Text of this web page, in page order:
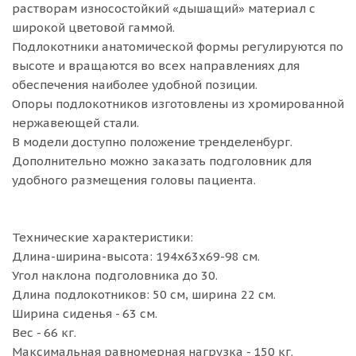
растворам износостойкий «дышащий» материал с
широкой цветовой гаммой.
Подлокотники анатомической формы регулируются по
высоте и вращаются во всех направлениях для
обеспечения наиболее удобной позиции.
Опоры подлокотников изготовлены из хромированной
нержавеющей стали.
В модели доступно положение тренделенбург.
Дополнительно можно заказать подголовник для
удобного размещения головы пациента.
Технические характеристики:
Длина-ширина-высота: 194х63х69-98 см.
Угол наклона подголовника до 30.
Длина подлокотников: 50 см, ширина 22 см.
Ширина сиденья - 63 см.
Вес - 66 кг.
Максимальная равномерная нагрузка - 150 кг.